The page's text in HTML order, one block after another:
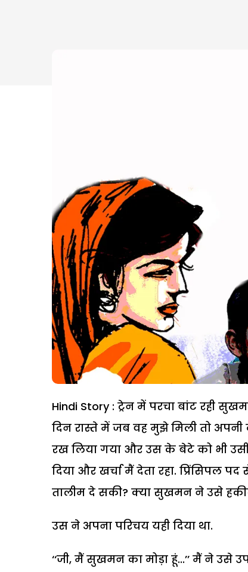
Hindi Story : ट्रेन में परचा बांट रही
दिन रास्ते में जब वह मुझे मिली तो
रख लिया गया और उस के बेटे को भी
दिया और खर्चा मैं देता रहा. प्रिंसिपल
तालीम दे सकी? क्या सुखमन ने उसे
उस ने अपना परिचय यही दिया था.
‘‘जी, मैं सुखमन का मोड़ा हूं...’’ मैं ने